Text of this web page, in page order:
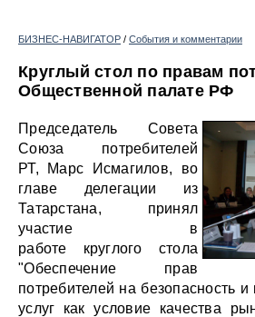
БИЗНЕС-НАВИГАТОР / События и комментарии
Круглый стол по правам
Общественной палате РФ
Председатель Совета
Союза потребителей
РТ, Марс Исмагилов, во
главе делегации из
Татарстана, принял
участие в
работе круглого стола
"Обеспечение прав
потребителей на безопасность и
услуг как условие качества